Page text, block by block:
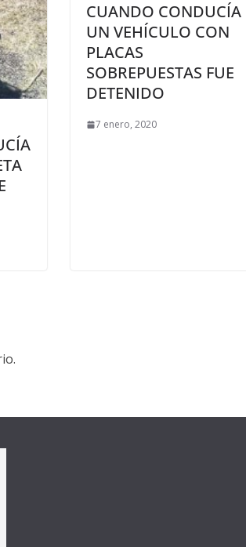
CUANDO CONDUCÍA
UN VEHÍCULO CON
PLACAS
SOBREPUESTAS FUE
DETENIDO
7 enero, 2020